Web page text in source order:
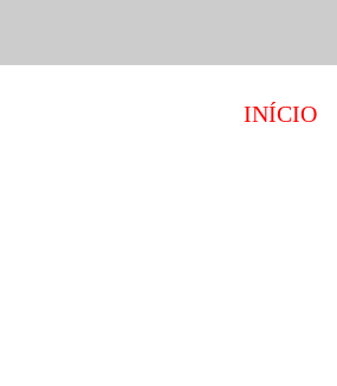
INÍCIO